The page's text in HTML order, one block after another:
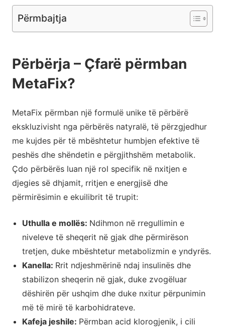
Përmbajtja
Përbërja – Çfarë përmban
MetaFix?
MetaFix përmban një formulë unike të përbërë
ekskluzivisht nga përbërës natyralë, të përzgjedhur
me kujdes për të mbështetur humbjen efektive të
peshës dhe shëndetin e përgjithshëm metabolik.
Çdo përbërës luan një rol specifik në nxitjen e
djegies së dhjamit, rritjen e energjisë dhe
përmirësimin e ekuilibrit të trupit:
Uthulla e mollës: Ndihmon në rregullimin e
niveleve të sheqerit në gjak dhe përmirëson
tretjen, duke mbështetur metabolizmin e yndyrës.
Kanella: Rrit ndjeshmërinë ndaj insulinës dhe
stabilizon sheqerin në gjak, duke zvogëluar
dëshirën për ushqim dhe duke nxitur përpunimin
më të mirë të karbohidrateve.
Kafeja jeshile: Përmban acid klorogjenik, i cili